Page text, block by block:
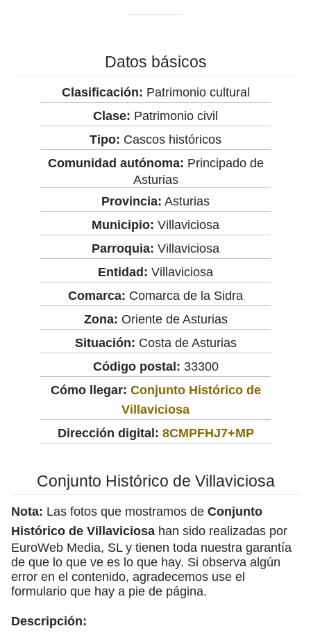
Datos básicos
Clasificación: Patrimonio cultural
Clase: Patrimonio civil
Tipo: Cascos históricos
Comunidad autónoma: Principado de
Asturias
Provincia: Asturias
Municipio: Villaviciosa
Parroquia: Villaviciosa
Entidad: Villaviciosa
Comarca: Comarca de la Sidra
Zona: Oriente de Asturias
Situación: Costa de Asturias
Código postal: 33300
Cómo llegar: Conjunto Histórico de
Villaviciosa
Dirección digital: 8CMPFHJ7+MP
Conjunto Histórico de Villaviciosa
Nota: Las fotos que mostramos de Conjunto
Histórico de Villaviciosa han sido realizadas por
EuroWeb Media, SL y tienen toda nuestra garantía
de que lo que ve es lo que hay. Si observa algún
error en el contenido, agradecemos use el
formulario que hay a pie de página.
Descripción: